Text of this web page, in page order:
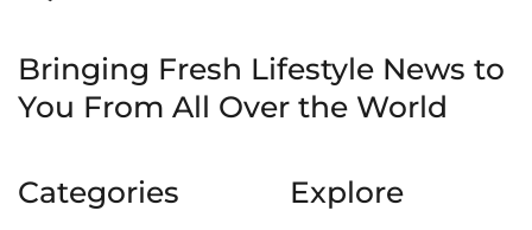
Bringing Fresh Lifestyle News to
You From All Over the World
Categories Explore